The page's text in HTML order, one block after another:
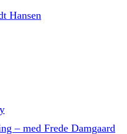
Hansen
– med Frede Damgaard